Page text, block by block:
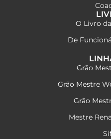
O Livro
De
Grão
Grão Mestre
Grão
Mestre